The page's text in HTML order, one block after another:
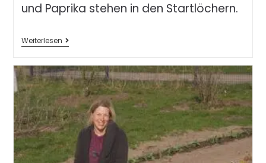
und Paprika stehen in den Startlöchern.
Weiterlesen